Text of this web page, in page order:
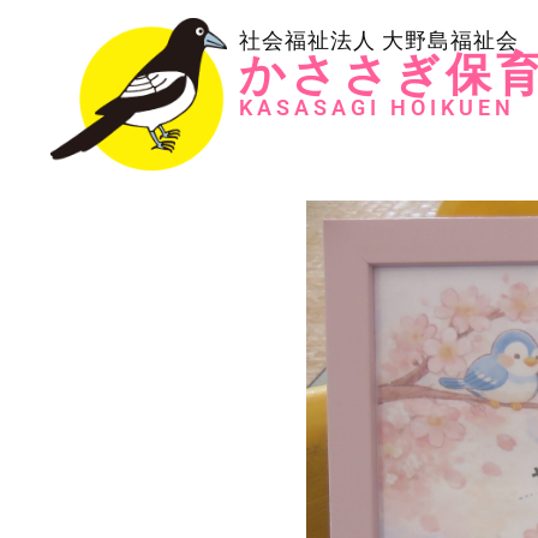
社会福祉法人 大野島福祉会
かささぎ保
KASASAGI HOIKUEN